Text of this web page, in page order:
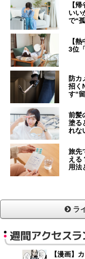
【
いい
で“
【
3位
防カ
招く
す“
前髪
塗る
れな
旅先
える
用法
ラ
週間アクセス
【漫画】